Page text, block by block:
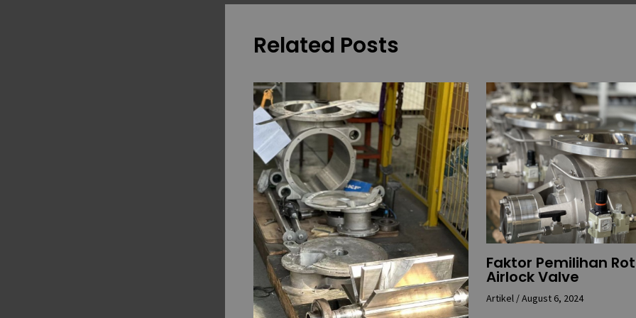
Related Posts
Faktor Pemilihan
Airlock Valve
Artikel /August 6, 2024